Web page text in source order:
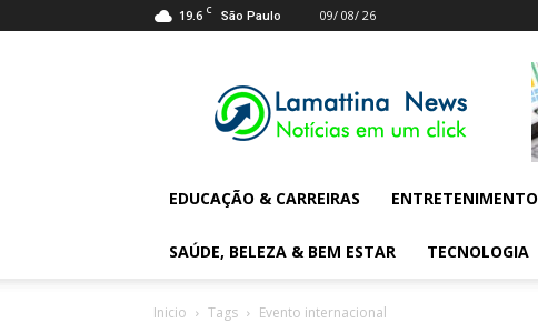
19.6 C São Paulo 09/ 08/ 26
Digital
News
EDUCAÇÃO & CARREIRAS ENTRETENIMENTO
SAÚDE, BELEZA & BEM ESTAR TECNOLOGIA
Inicio Tags Evento internacional